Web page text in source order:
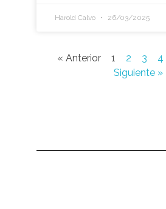
Harold Calvo 26/03/2025
« Anterior 1 2 3 4
Siguiente »